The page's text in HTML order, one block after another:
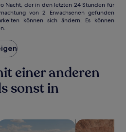
Nacht, der in den letzten 24 Stunden für
von 2 Erwachsenen gefunden
können sich ändern. Es können
einer anderen
sonst in
Unterkünften
nach Unterkünften mit Pool
Suche nach